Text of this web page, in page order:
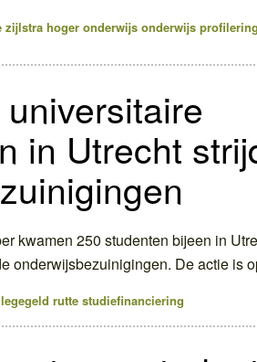
zijlstra hoger onderwijs onderwijs profilering
in Utrecht
kwamen 250 studenten bijeen in
onderwijsbezuinigingen. De actie is
rutte studiefinanciering